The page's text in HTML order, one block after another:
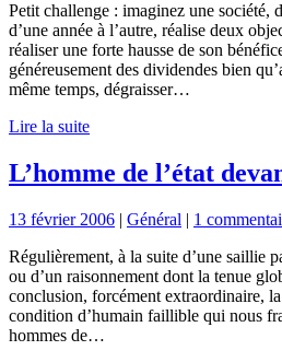
Petit challenge : imaginez une société,
d’une année à l’autre, réalise deux
réaliser une forte hausse de son
généreusement des dividendes bien
même temps, dégraisser…
Lire la suite
L’homme de l’état
13 février 2006 | Général | 1
Régulièrement, à la suite d’une saillie
ou d’un raisonnement dont la tenue
conclusion, forcément extraordinaire,
condition d’humain faillible qui nous
hommes de…